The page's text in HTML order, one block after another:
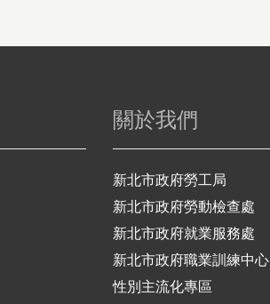
關於我們
新北市政府勞工局
新北市政府勞動檢查處
新北市政府就業服務處
新北市政府職業訓練中心
性別主流化專區